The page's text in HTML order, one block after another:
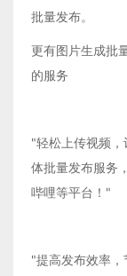
批量发布。
更有图片生成批
的服务
"轻松上传视频
体批量发布服务
哔哩等平台！"
"提高发布效率